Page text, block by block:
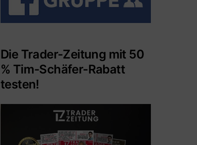
Die Trader-Zeitung mit 50
% Tim-Schäfer-Rabatt
testen!